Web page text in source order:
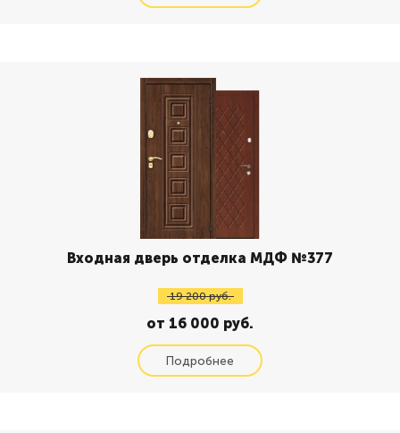
Входная дверь отделка МДФ №377
19 200 руб.
от 16 000 руб.